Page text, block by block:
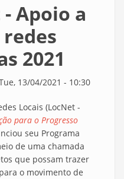
Apoio a
2021
13/04/2021 - 10:30
Locais (LocNet -
para o Progresso
seu Programa
de uma chamada
que possam trazer
o movimento de